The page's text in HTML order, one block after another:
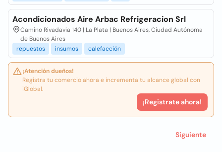
Acondicionados Aire Arbac Refrigeracion Srl
Camino Rivadavia 140 | La Plata | Buenos Aires, Ciudad Autónoma
de Buenos Aires
repuestos
insumos calefacción
¡Atención dueños!
Registra tu comercio ahora e incrementa tu alcance global con
iGlobal.
¡Registrate ahora!
Siguiente